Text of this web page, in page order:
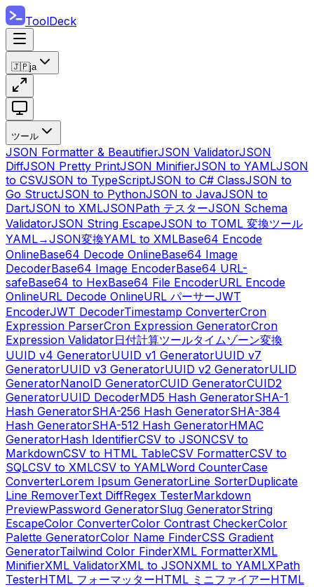
ToolDeck
🇯🇵ja
ツール
JSON Formatter & BeautifierJSON ValidatorJSON
DiffJSON Pretty PrintJSON MinifierJSON to YAMLJSON
to CSVJSON to TypeScriptJSON to C# ClassJSON to
Go StructJSON to PythonJSON to JavaJSON to
DartJSON to XMLJSONPath テスターJSON Schema
ValidatorJSON String EscapeJSON to TOML 変換ツール
YAML→JSON変換YAML to XMLBase64 Encode
OnlineBase64 Decode OnlineBase64 Image
DecoderBase64 Image EncoderBase64 URL-
safeBase64 to HexBase64 File EncoderURL Encode
OnlineURL Decode OnlineURL パーサーJWT
EncoderJWT DecoderTimestamp ConverterCron
Expression ParserCron Expression GeneratorCron
Expression Validator日付計算ツールタイムゾーン変換
UUID v4 GeneratorUUID v1 GeneratorUUID v7
GeneratorUUID v3 GeneratorUUID v2 GeneratorULID
GeneratorNanoID GeneratorCUID GeneratorCUID2
GeneratorUUID DecoderMD5 Hash GeneratorSHA-1
Hash GeneratorSHA-256 Hash GeneratorSHA-384
Hash GeneratorSHA-512 Hash GeneratorHMAC
GeneratorHash IdentifierCSV to JSONCSV to
MarkdownCSV to HTML TableCSV FormatterCSV to
SQLCSV to XMLCSV to YAMLWord CounterCase
ConverterLorem Ipsum GeneratorLine SorterDuplicate
Line RemoverText DiffRegex TesterMarkdown
PreviewPassword GeneratorSlug GeneratorString
EscapeColor ConverterColor Contrast CheckerColor
Palette GeneratorColor Name FinderCSS Gradient
GeneratorTailwind Color FinderXML FormatterXML
MinifierXML ValidatorXML to JSONXML to YAMLXPath
TesterHTML フォーマッターHTML ミニファイアーHTML